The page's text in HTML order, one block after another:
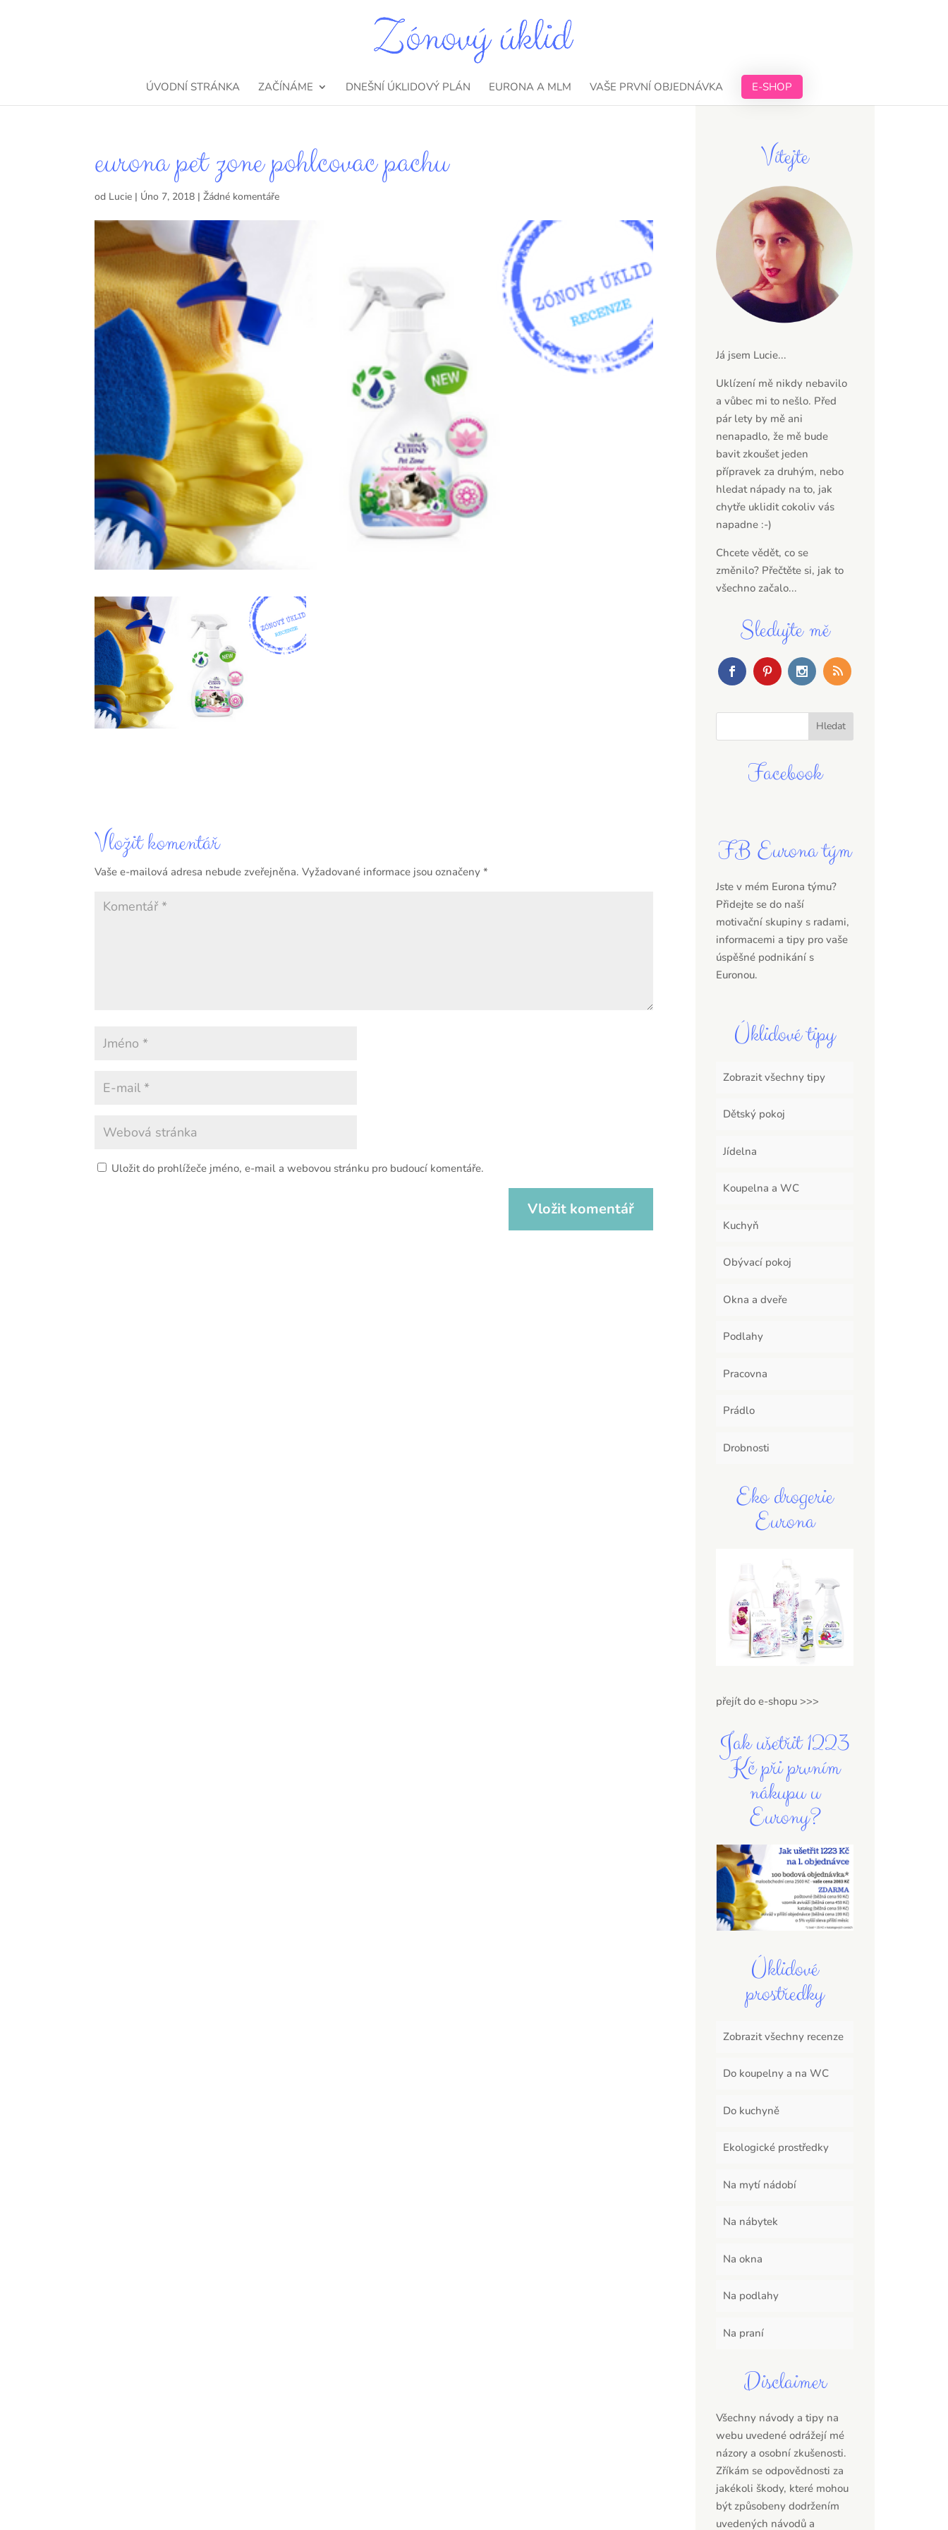
ÚVODNÍ STRÁNKA ZAČÍNÁME DNEŠNÍ ÚKLIDOVÝ PLÁN EURONA A MLM VAŠE PRVNÍ OBJEDNÁVKA E-SHOP
eurona pet zone pohlcovac pachu
od Lucie | Úno 7, 2018 |Žádné komentáře
Vložit komentář
Vaše e-mailová adresa nebude zveřejněna. Vyžadované informace jsou označeny*
Uložit do prohlížeče jméno, e-mail a webovou stránku pro budoucí komentáře.
Vítejte
Já jsem Lucie...
Uklízení mě nikdy nebavilo
a vůbec mi to nešlo. Před
pár lety by mě ani
nenapadlo, že mě bude
bavit zkoušet jeden
přípravek za druhým, nebo
hledat nápady na to, jak
chytře uklidit cokoliv vás
napadne :-)
Chcete vědět, co se
změnilo? Přečtěte si, jak to
všechno začalo...
Sledujte mě
Facebook
FB Eurona tým
Jste v mém Eurona týmu?
Přidejte se do naší
motivační skupiny s radami,
informacemi a tipy pro vaše
úspěšné podnikání s
Euronou.
Úklidové tipy
Zobrazit všechny tipy
Dětský pokoj
Jídelna
Koupelna a WC
Kuchyň
Obývací pokoj
Okna a dveře
Podlahy
Pracovna
Prádlo
Drobnosti
Eko drogerie
Eurona
přejít do e-shopu >>>
Jak ušetřit 1223
Kč při prvním
nákupu u
Eurony?
Úklidové
prostředky
Zobrazit všechny recenze
Do koupelny a na WC
Do kuchyně
Ekologické prostředky
Na mytí nádobí
Na nábytek
Na okna
Na podlahy
Na praní
Disclaimer
Všechny návody a tipy na
webu uvedené odrážejí mé
názory a osobní zkušenosti.
Zříkám se odpovědnosti za
jakékoli škody, které mohou
být způsobeny dodržením
uvedených návodů a